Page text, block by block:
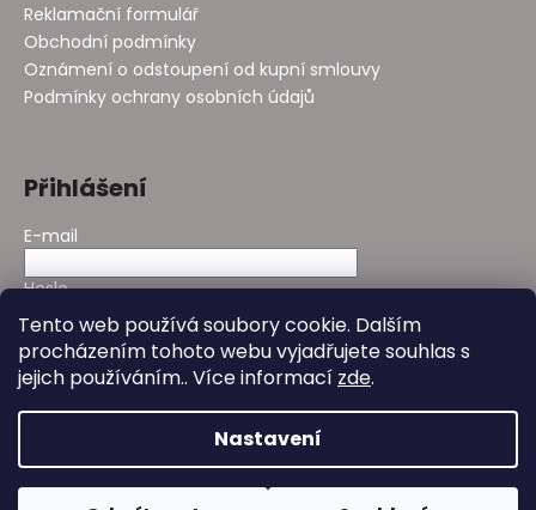
Tento web používá soubory cookie. Dalším
procházením tohoto webu vyjadřujete souhlas s
jejich používáním.. Více informací zde.
Nastavení
Reklamační formulář
Obchodní podmínky
Oznámení o odstoupení od kupní smlouvy
Podmínky ochrany osobních údajů
Přihlášení
E-mail
Heslo
PŘIHLÁSIT SE
Nová registraceZapomenuté heslo